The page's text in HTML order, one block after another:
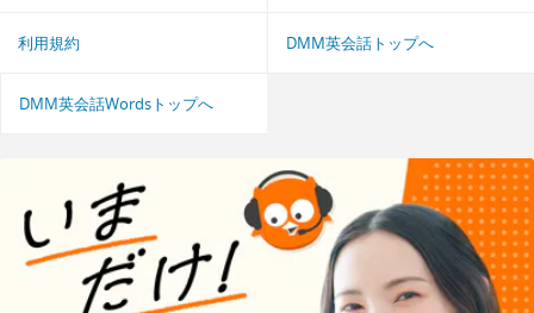
利用規約 DMM英会話トップへ
DMM英会話Wordsトップへ